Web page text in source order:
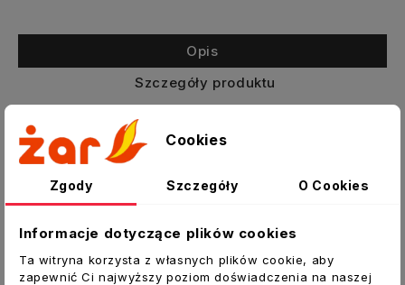
Opis
Szczegóły produktu
Rozeta maskująca ROZ 120-CZ DARCO
Rozeta jest to element maskujący
wchodzącego w ścianę.
Dane techniczne:
Cookies
Zgody Szczegóły O Cookies
Informacje dotyczące plików cookies
Ta witryna korzysta z własnych plików cookie, aby
zapewnić Ci najwyższy poziom doświadczenia na naszej